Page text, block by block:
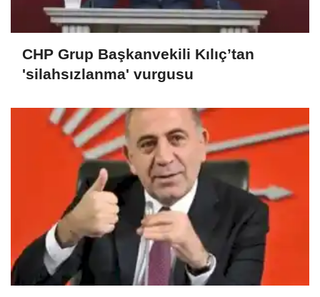
CHP Grup Başkanvekili Kılıç’tan
'silahsızlanma' vurgusu